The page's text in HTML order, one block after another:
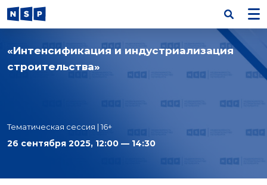
«Интенсификация и индустриализация
строительства»
Тематическая сессия | 16+
26 сентября 2025, 12:00 — 14:30